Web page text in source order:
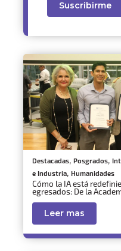
Destacadas, Posgrados,
e Industria, Humanidades
Cómo la IA está
egresados: De la
Leer mas